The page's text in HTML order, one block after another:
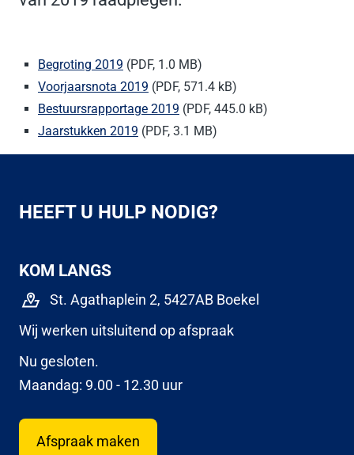
Begroting 2019 (PDF, 1.0 MB)
Voorjaarsnota 2019 (PDF, 571.4 kB)
​Bestuursrapportage 2019 (PDF, 445.0 kB)
Jaarstukken 2019 (PDF, 3.1 MB)
HEEFT U HULP NODIG?
KOM LANGS
St. Agathaplein 2, 5427AB Boekel
Wij werken uitsluitend op afspraak
Nu gesloten.
Maandag: 9.00 - 12.30 uur
Afspraak maken